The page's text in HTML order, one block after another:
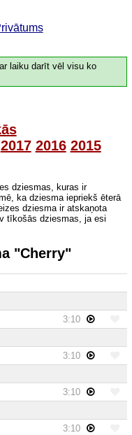
laiku darīt vēl visu ko
2017 2016 2015
dziesmas, kuras ir
ka dziesma iepriekš ēterā
dziesma ir atskaņota
tīkošās dziesmas, ja esi
"Cherry"
3:10
3:10
3:10
3:10